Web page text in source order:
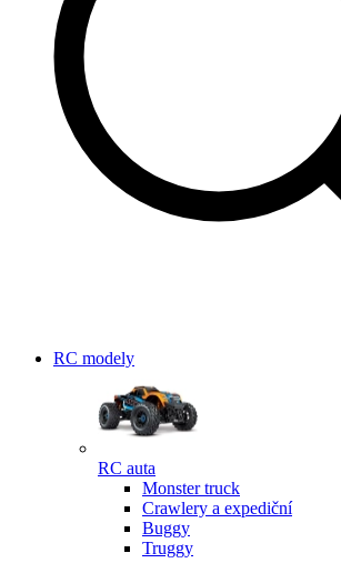
RC modely
RC auta
Monster truck
Crawlery a expediční
Buggy
Truggy